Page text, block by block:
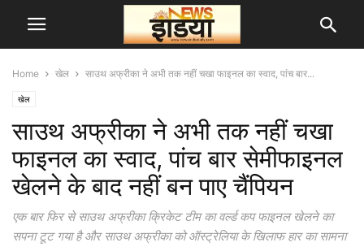
Home खेल साउथ अफ्रीका ने अभी तक नहीं चखा फाइनल का स्वाद, पांच बार...
खेल
साउथ अफ्रीका ने अभी तक नहीं चखा
फाइनल का स्वाद, पांच बार सेमीफाइनल
खेलने के बाद नहीं बन पाए चैंपियन
एक बार फिर से साउथ अफ्रीका क्रिकेट टीम का वर्ल्ड कप फाइनल खेलने का
सपना टूट गया है और साउथ अफ्रीका को ऑस्ट्रेलिया के खिलाफ हार का सामना